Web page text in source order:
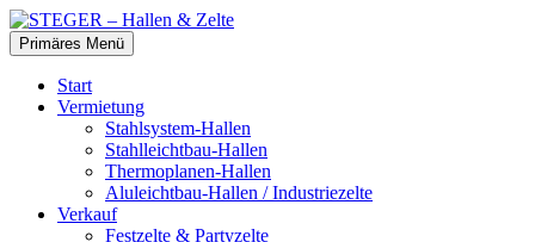
Zum
Inhalt
springen
STEGER – Hallen & Zelte
Suchen
Primäres Menü
Start
Vermietung
Stahlsystem-Hallen
Stahlleichtbau-Hallen
Thermoplanen-Hallen
Aluleichtbau-Hallen / Industriezelte
Verkauf
Festzelte & Partyzelte